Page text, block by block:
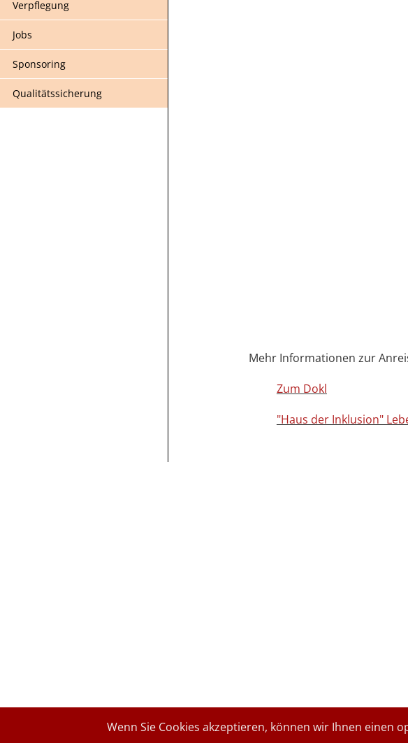
Wenn Sie Cookies akzeptieren, können wir Ihnen einen
Verpflegung
Jobs
Sponsoring
Qualitätssicherung
Mehr Informationen zur
Zum Dokl
"Haus der Inklusion"